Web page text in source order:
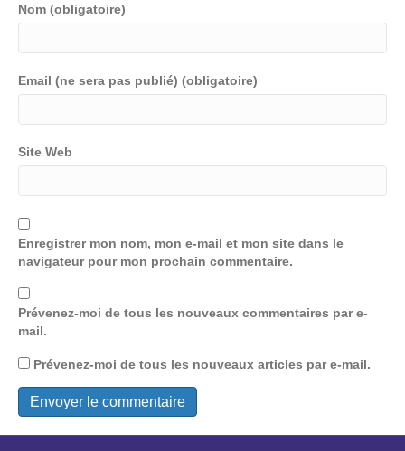
Nom (obligatoire)
Email (ne sera pas publié) (obligatoire)
Site Web
Enregistrer mon nom, mon e-mail et mon site dans le
navigateur pour mon prochain commentaire.
Prévenez-moi de tous les nouveaux commentaires par e-
mail.
Prévenez-moi de tous les nouveaux articles par e-mail.